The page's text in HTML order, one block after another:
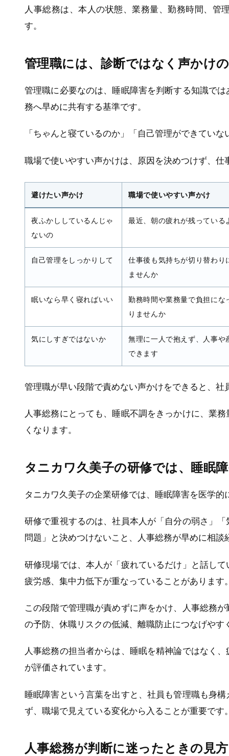
人事総務は、本人の状態、業務量、勤務時間、管
す。
管理職には、診断ではなく声かけ
管理職に必要なのは、睡眠障害を判断する知識で
務へ早めに共有する基準です。
「ちゃんと寝ているのか」「自己管理ができてい
職場で使いやすい声かけは、原因を決めつけず、
避けたい声かけ 職場で使いやすい声かけ
夜ふかししているんじゃ
ないの
最近、朝の疲れが残っている
自己管理をしっかりして
仕事後も気持ちが切り替わり
ませんか
眠いなら早く寝ればいい
勤務時間や業務量で負担にな
りませんか
気にしすぎではないか
無理に一人で抱えず、人事や
できます
管理職が早い段階で責めない声かけをできると、
人事総務にとっても、睡眠不調をきっかけに、業
くなります。
タニカワ久美子の研修では、睡眠
タニカワ久美子の企業研修では、睡眠障害を医学
研修で重視するのは、社員本人が「自分の弱さ」
問題」と決めつけないこと、人事総務が早めに相談
研修現場では、本人が「疲れているだけ」と話し
疲労感、集中力低下が重なっていることがあります
この段階で管理職が責めずに声をかけ、人事総務
の予防、休職リスクの低減、離職防止につなげやす
人事総務の担当者からは、睡眠を精神論ではなく
が評価されています。
睡眠障害という言葉を出すと、社員も管理職も身
ず、職場で見えている変化から入ることが重要です
人事総務が判断に迷ったときの見方